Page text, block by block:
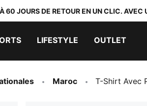
60 JOURS DE RETOUR EN UN CLIC.
LIFESTYLE OUTLET
Maroc T-Shirt Avec